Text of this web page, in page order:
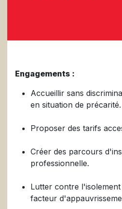
Engagements :
Accueillir sans
en situation de précarité.
Proposer des tarifs
Créer des parcours
professionnelle.
Lutter contre
facteur